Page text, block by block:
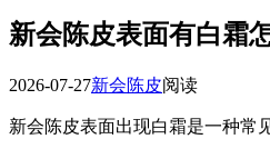
新会陈皮表面有白霜
2026-07-27新会陈皮阅读
新会陈皮表面出现白霜是一种常